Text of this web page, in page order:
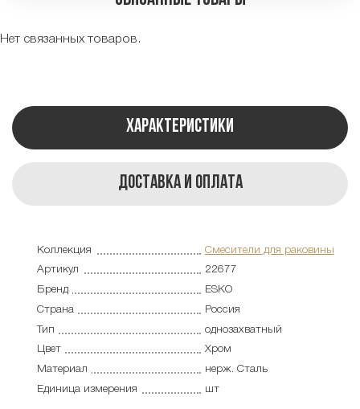
Нет связанных товаров.
Характеристики
Доставка и оплата
Коллекция
Смесители для раковины
Артикул
22677
Бренд
ESKO
Страна
Россия
Тип
однозахватный
Цвет
Хром
Материал
нерж. Сталь
Единица измерения
шт